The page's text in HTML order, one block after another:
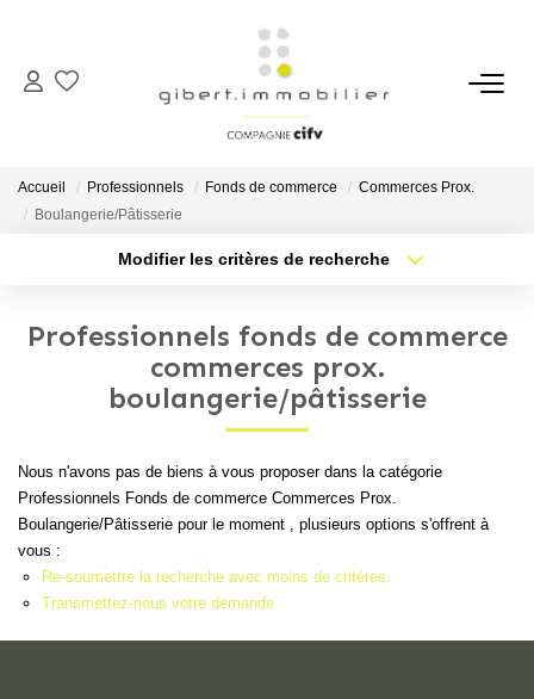
ACHETER
Maisons
Locaux Professionnels
Immeubles
Terrains
Appartements
Maisons
Accueil Professionnels Fonds de commerce
Commerces Prox.
Boulangerie/Pâtisserie
Modifier les critères de recherche
Type de bien
Créer une alerte
Professionnels fonds de commerce
commerces prox.
boulangerie/pâtisserie
Nous n'avons pas de biens à vous proposer dans la catégorie
Professionnels Fonds de commerce Commerces Prox.
Boulangerie/Pâtisserie pour le moment , plusieurs options s'offrent à
vous :
Re-soumettre la recherche avec moins de critères.
Transmettez-nous votre demande